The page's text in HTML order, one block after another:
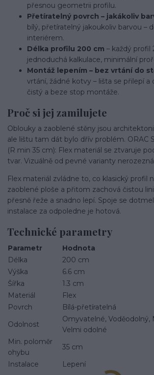
přesnou geometrii profilu.
Přetíratelný povrch – jakákoliv
bílý, přetíratelný jakoukoliv barvou –
interiérem.
Délka profilu 200 cm – každý profil
jednoduchá kalkulace, minimální
Montáž lepením – bez vrtání do
vrtání, žádné kotvy – lišta se přilepí a
čistý a beze stop montáže.
Proč si jej zamilujete
Oblouky a zaoblené stěny jsou
ale lištu tam dát bylo dřív problém. ORAC
(R min 35 cm): Flex materiál se ztvaruje
tvar. Vizuálně od pevné varianty
Flex materiál zvládne to, co klasický profil
zaoblené ploše a přitom zachová čistou
přesně řeže a snadno lepí. Spoje se
instalace za odpoledne je hotová.
Technické parametry
Parametr
Hodnota
Délka
200 cm
Výška
6.6 cm
Šířka
1.3 cm
Materiál
Flex
Povrch
Bílá-přetíratelná
Odolnost
Omyvatelné, Voděodolný,
Velmi odolné
Min. poloměr
ohybu
35 cm
Instalace
Lepení